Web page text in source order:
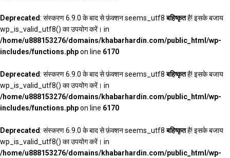
Deprecated: संस्करण 6.9.0 के बाद से फ़ंक्शन seems_utf8बहिष्कृतहै! इसके बजाय
wp_is_valid_utf8() का उपयोग करें। in
/home/u888153276/domains/khabarhardin.com/public_html/wp-
includes/functions.phpon line 6170
Deprecated: संस्करण 6.9.0 के बाद से फ़ंक्शन seems_utf8बहिष्कृतहै! इसके बजाय
wp_is_valid_utf8() का उपयोग करें। in
/home/u888153276/domains/khabarhardin.com/public_html/wp-
includes/functions.phpon line 6170
Deprecated: संस्करण 6.9.0 के बाद से फ़ंक्शन seems_utf8बहिष्कृतहै! इसके बजाय
wp_is_valid_utf8() का उपयोग करें। in
/home/u888153276/domains/khabarhardin.com/public_html/wp-